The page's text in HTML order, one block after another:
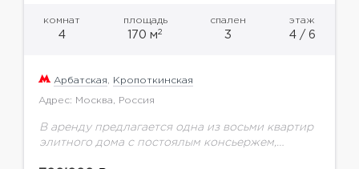
комнат
4
площадь
170 м2
спален
3
этаж
4 / 6
Арбатская Кропоткинская
Адрес: Москва, Россия
В аренду предлагается одна из восьми квартир
элитного дома с постоялым консьержем,